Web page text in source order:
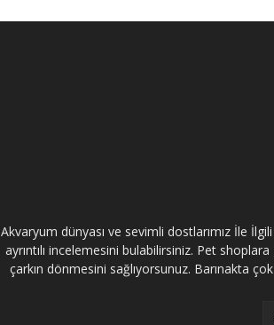
Akvaryum dünyası ve sevimli dostlarımız İle
ayrıntılı incelemesini bulabilirsiniz. Pet
çarkın dönmesini sağlıyorsunuz. Barınakta